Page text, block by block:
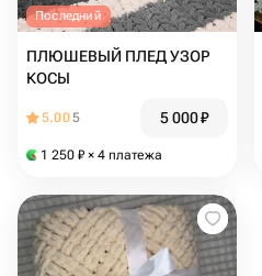
Последний
ПЛЮШЕВЫЙ ПЛЕД УЗОР
КОСЫ
5.005 5 000₽
1 250 ₽ × 4 платежа